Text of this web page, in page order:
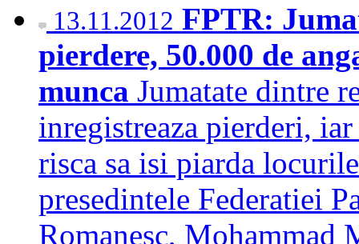
13.11.2012 FPTR:
pierdere, 50.000 de
munca Jumatate dintre
inregistreaza pierderi,
risca sa isi piarda
presedintele Federatiei
Romanesc, Mohammad